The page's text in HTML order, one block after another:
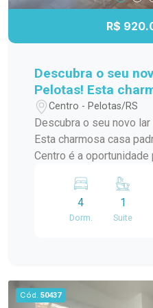
R$
Descubra o seu
Pelotas! Esta
venda no bairro
oportunidade
busca conforto e
uma localização
comodidades,
Centro - Pelotas/RS
Descubra o seu novo
Esta charmosa casa
Centro é a
localização
passos de diversas
supermercados,
iluminados,
acolhedor. A sala de
4
Dorm.
1
Suite
Cód. 50437